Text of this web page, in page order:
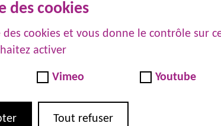
syndicat local ou national
des cookies
cookies et vous donne le contrôle sur
activer
Vimeo Youtube
Tout refuser